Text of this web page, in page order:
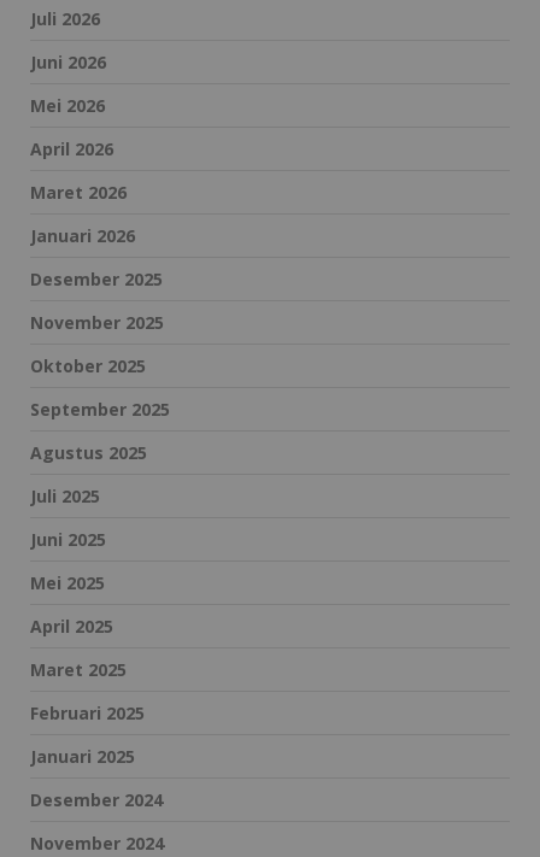
Juli 2026
Juni 2026
Mei 2026
April 2026
Maret 2026
Januari 2026
Desember 2025
November 2025
Oktober 2025
September 2025
Agustus 2025
Juli 2025
Juni 2025
Mei 2025
April 2025
Maret 2025
Februari 2025
Januari 2025
Desember 2024
November 2024